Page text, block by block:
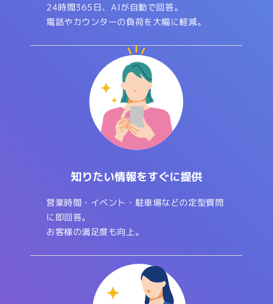
24時間365日、AIが自動で回答。
電話やカウンターの負荷を大幅に軽減。
知りたい情報をすぐに提供
営業時間・イベント・駐車場などの定型質問
に即回答。
お客様の満足度も向上。